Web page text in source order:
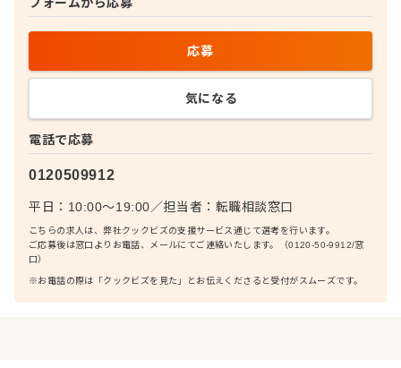
電話で応募
0120509912
平日：10:00〜19:00／担当者： 転職相談窓口
こちらの求人は、弊社クックビズの支援サービス通じて選考を行います。
ご応募後は窓口よりお電話、メールにてご連絡いたします。（0120-50-9912/窓
口）
※お電話の際は「クックビズを見た」とお伝えくださると受付がスムーズです。
フォームから応募
応募
気になる